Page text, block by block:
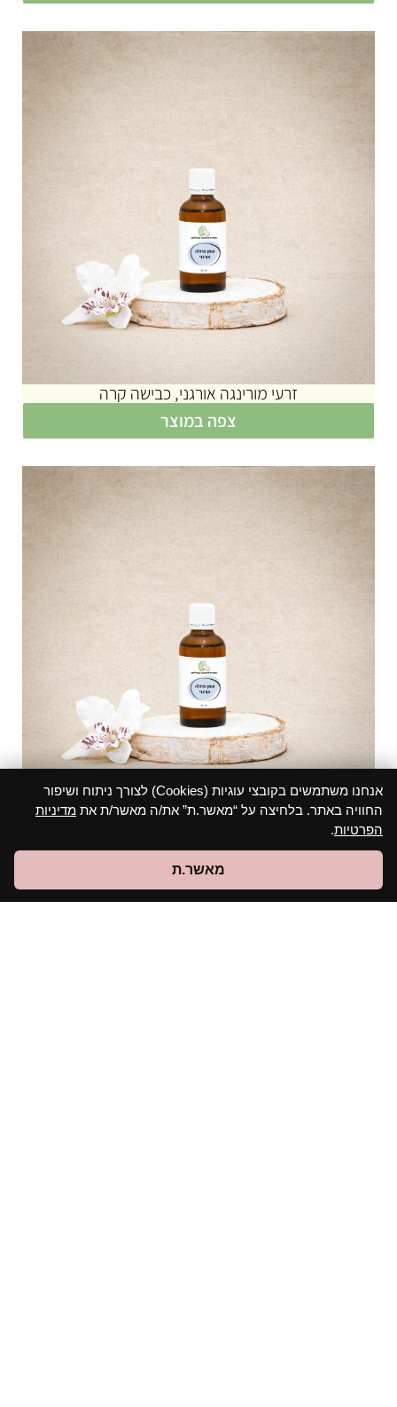
זרעי מורינגה אורגני, כבישה קרה
צפה במוצר
צפה במוצר
אנחנו משתמשים בקובצי עוגיות (Cookies) לצורך ניתוח ושיפור
החוויה באתר. בלחיצה על “מאשר.ת” את/ה מאשר/ת את מדיניות
הפרטיות.
מאשר.ת